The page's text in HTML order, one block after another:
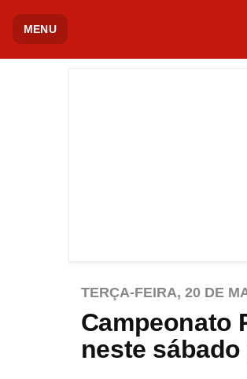
MENU
TERÇA-FEIRA, 20 DE
Campeonato
neste sábado